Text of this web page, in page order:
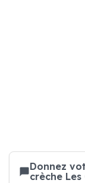
Donnez
crèche Les